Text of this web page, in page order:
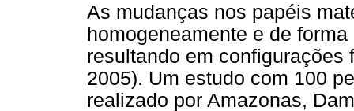
As mudanças nos papéis
homogeneamente e de
resultando em
2005). Um estudo com 100
realizado por Amazonas,